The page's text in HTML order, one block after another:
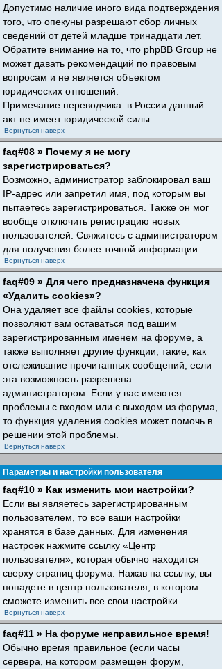
Допустимо наличие иного вида подтверждения
того, что опекуны разрешают сбор личных
сведений от детей младше тринадцати лет.
Обратите внимание на то, что phpBB Group не
может давать рекомендаций по правовым
вопросам и не является объектом
юридических отношений.
Примечание переводчика: в России данный
акт не имеет юридической силы.
Вернуться наверх
faq#08 » Почему я не могу
зарегистрироваться?
Возможно, администратор заблокировал ваш
IP-адрес или запретил имя, под которым вы
пытаетесь зарегистрироваться. Также он мог
вообще отключить регистрацию новых
пользователей. Свяжитесь с администратором
для получения более точной информации.
Вернуться наверх
faq#09 » Для чего предназначена функция
«Удалить cookies»?
Она удаляет все файлы cookies, которые
позволяют вам оставаться под вашим
зарегистрированным именем на форуме, а
также выполняет другие функции, такие, как
отслеживание прочитанных сообщений, если
эта возможность разрешена
администратором. Если у вас имеются
проблемы с входом или с выходом из форума,
то функция удаления cookies может помочь в
решении этой проблемы.
Вернуться наверх
Параметры и настройки пользователя
faq#10 » Как изменить мои настройки?
Если вы являетесь зарегистрированным
пользователем, то все ваши настройки
хранятся в базе данных. Для изменения
настроек нажмите ссылку «Центр
пользователя», которая обычно находится
сверху страниц форума. Нажав на ссылку, вы
попадете в центр пользователя, в котором
сможете изменить все свои настройки.
Вернуться наверх
faq#11 » На форуме неправильное время!
Обычно время правильное (если часы
сервера, на котором размещен форум,